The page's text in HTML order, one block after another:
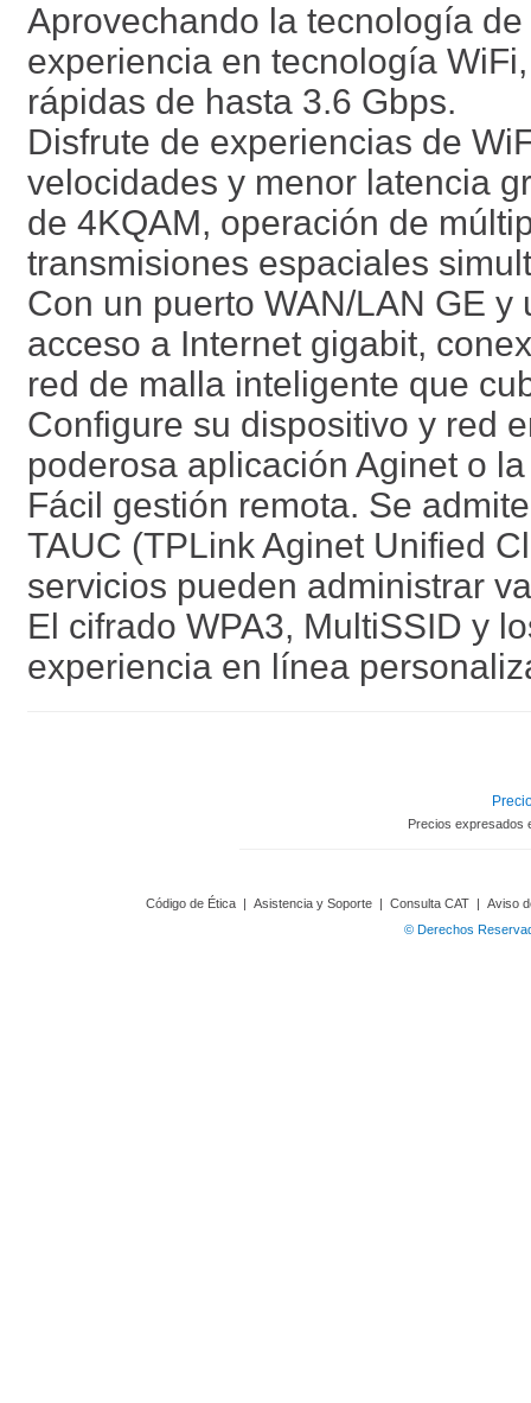
Aprovechando la tecnología
experiencia en tecnología
rápidas de hasta 3.6 Gbps.
Disfrute de experiencias de
velocidades y menor latencia
de 4KQAM, operación de
transmisiones espaciales
Con un puerto WAN/LAN GE
acceso a Internet gigabit,
red de malla inteligente que
Configure su dispositivo y red
poderosa aplicación Aginet o
Fácil gestión remota. Se
TAUC (TPLink Aginet Unified
servicios pueden administrar
El cifrado WPA3, MultiSSID y
experiencia en línea
Precios expresados
Código de Ética | Asistencia y Soporte | Consulta CAT | Aviso
© Derechos